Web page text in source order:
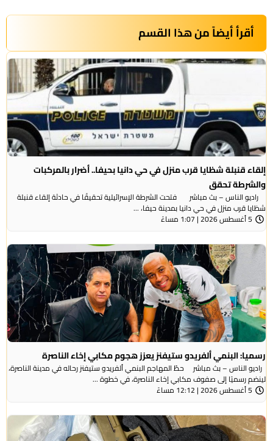
أقرأ أيضاً من هذا القسم
إلقاء قنبلة شظايا قرب منزل في حي دانيا بحيفا.. أضرار بالمركبات
والشرطة تحقق
راديو الناس – بث مباشر فتحت الشرطة الإسرائيلية تحقيقًا في حادثة إلقاء قنبلة
شظايا قرب منزل في حي دانيا بمدينة حيفا، ...
5 أغسطس 2026 | 1:07 مساءً
رسميا: البنمي ألفريدو ستيفنز يعزز هجوم مكابي إخاء الناصرة
راديو الناس – بث مباشر حطّ المهاجم البنمي ألفريدو ستيفنز رحاله في مدينة الناصرة،
لينضم رسميًا إلى صفوف مكابي إخاء الناصرة، في خطوة ...
5 أغسطس 2026 | 12:12 مساءً